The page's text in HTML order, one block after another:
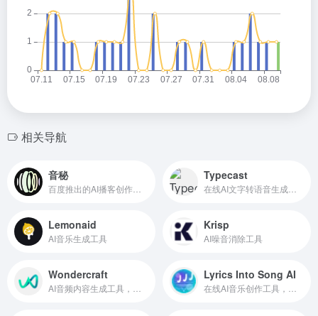
相关导航
音秘 Typecast
Lemonaid
AI音乐生成工具
Krisp
AI噪音消除工具
Wondercraft Lyrics Into Song AI